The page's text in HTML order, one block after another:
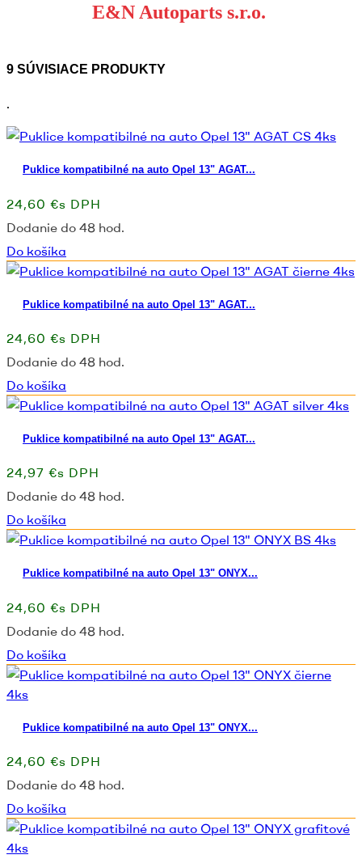
E&N Autoparts s.r.o.
9 SÚVISIACE PRODUKTY
.
Puklice kompatibilné na auto Opel 13" AGAT...
24,60 €s DPH
Dodanie do 48 hod.
Do košíka
Puklice kompatibilné na auto Opel 13" AGAT...
24,60 €s DPH
Dodanie do 48 hod.
Do košíka
Puklice kompatibilné na auto Opel 13" AGAT...
24,97 €s DPH
Dodanie do 48 hod.
Do košíka
Puklice kompatibilné na auto Opel 13" ONYX...
24,60 €s DPH
Dodanie do 48 hod.
Do košíka
Puklice kompatibilné na auto Opel 13" ONYX...
24,60 €s DPH
Dodanie do 48 hod.
Do košíka